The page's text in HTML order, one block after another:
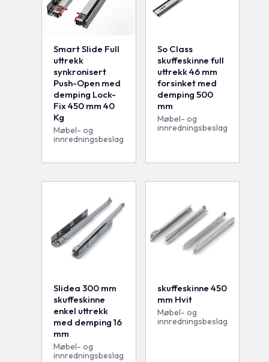
Smart Slide Full
uttrekk
synkronisert
Push-Open med
demping Lock-
Fix 450 mm 40
Kg
Møbel- og
innredningsbeslag
So Class
skuffeskinne full
uttrekk 46 mm
forsinket med
demping 500
mm
Møbel- og
innredningsbeslag
Slidea 300 mm
skuffeskinne
enkel uttrekk
med demping 16
mm
Møbel- og
innredningsbeslag
skuffeskinne 450
mm Hvit
Møbel- og
innredningsbeslag